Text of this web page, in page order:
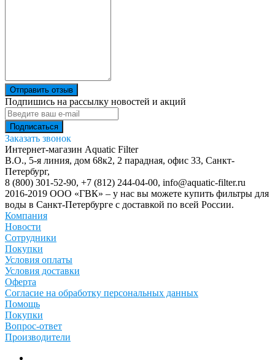
Отправить отзыв
Подпишись на рассылку новостей и акций
Заказать звонок
Интернет-магазин Aquatic Filter
В.О., 5-я линия, дом 68к2, 2 парадная, офис 33, Санкт-
Петербург,
8 (800) 301-52-90, +7 (812) 244-04-00, info@aquatic-filter.ru
2016-2019 ООО «ГВК» – у нас вы можете купить фильтры для
воды в Санкт-Петербурге с доставкой по всей России.
Компания
Новости
Сотрудники
Покупки
Условия оплаты
Условия доставки
Оферта
Согласие на обработку персональных данных
Помощь
Покупки
Вопрос-ответ
Производители